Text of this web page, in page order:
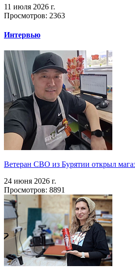
11 июля 2026 г.
Просмотров: 2363
Интервью
Ветеран СВО из Бурятии открыл
24 июня 2026 г.
Просмотров: 8891